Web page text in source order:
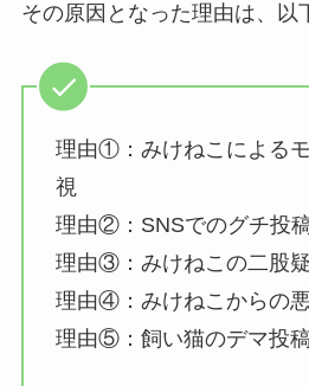
その原因となった理由は、以
理由①：みけねこによる
視
理由②：SNSでのグチ投
理由③：みけねこの二股
理由④：みけねこからの
理由⑤：飼い猫のデマ投稿